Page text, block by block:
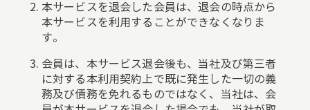
本サービスを退会した会員は、退会の時点から
本サービスを利用することができなくなりま
す。
会員は、本サービス退会後も、当社及び第三者
に対する本利用契約上で既に発生した一切の義
務及び債務を免れるものではなく、当社は、会